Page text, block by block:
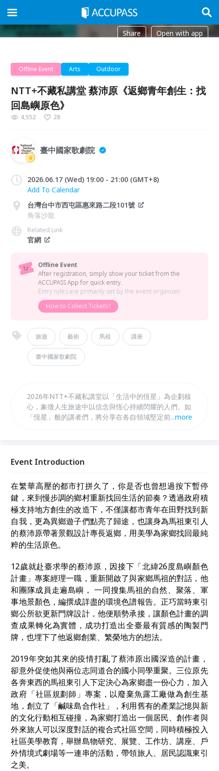
Share Open with app
Offline Event Arts Outdoor
NTT+不藏私講堂 蔡沛原《返鄉青年創生：找
回島嶼原色》
4,552 28
臺中國家歌劇院
2026.06.17 (Wed) 19:00 - 21:00 (GMT+8)
Add To Calendar
台灣台中市西屯區惠來路二段101號
角落沙龍
Related Link
官網
Offline Event
After registration, simply show your ticket from the
ACCUPASS App for quick entry.
Entry rules are primarily set by the event organizer.
How to Collect Tickets?
旅遊 藝術 馬祖 講座
臺中國家歌劇院
2026年NTT+不藏私講堂以「生活中的恆星」為企劃核
心，象徵人生旅途中以信念與恆心持續閃耀的人們。如
「恆星」般的講者們，將分享在各自領域堅定前行的故
相遇，為生命注入嶄新的能量與視野。
...more
Event Introduction
在繁華高壓的都市打拼久了，你是否也曾想過按下暫停
鍵，來到慢步調的鄉村重新找回生活的節奏？透過政府積
極支持地方創生的改造下，不僅讓都市青年在田野找到新
自我，更為異鄉遊子們點亮了歸途，也讓身為馬祖東引人
的蔡沛原帶著景觀設計專長返鄉，用美學為家鄉找回最純
粹的生活原色。
12歲就赴臺求學的蔡沛原，因接下「北緯26度島嶼顏色
計畫」專案經理一職，重新開啟了與家鄉馬祖的對話，他
和團隊成員走遍島嶼， 一同搜集馬祖的自然、聚落、軍
事地景顏色，編撰成詳盡的環境色譜報告。正巧當時東引
鄉公所欲更新門牌設計，他便順勢承接，讓顏色計畫的調
查成果轉化為實體，成功打造出全臺最有質感的陶製門
牌，也埋下了他返鄉創業、繁榮地方的想法。
2019年突如其來的疫情打亂了蔡沛原出國深造的計畫，
卻意外促使他與兩位志同道合的國小同學重聚。三位原先
各奔東西的馬祖東引人下定決心為家鄉盡一份心力，加入
政府「社區規劃師」專案，以廢棄魚露工廠做為創生基
地，創立了「鹹味島合作社」，利用舊有的產業記憶與新
的文化行動相互碰撞，為家鄉打造出一個居民、創作者與
外來旅人可以深度對話的複合式社區空間，同時積極投入
社區美學教育，舉辦島物研究、展覽、工作坊、講座、戶
外情境式劇場等一連串的活動，帶領旅人、居民認識東引
之美。